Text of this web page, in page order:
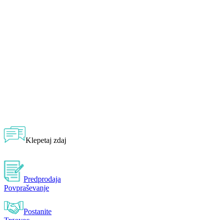
Klepetaj zdaj
Predprodaja
Povpraševanje
Postanite